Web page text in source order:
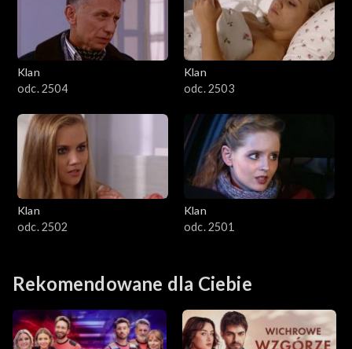
Klan
odc. 2504
Klan
odc. 2503
Klan
odc. 2502
Klan
odc. 2501
Rekomendowane dla Ciebie